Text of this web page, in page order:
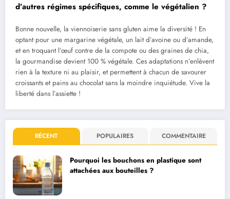
d’autres régimes spécifiques, comme le végétalien ?
Bonne nouvelle, la viennoiserie sans gluten aime la diversité ! En
optant pour une margarine végétale, un lait d’avoine ou d’amande,
et en troquant l’œuf contre de la compote ou des graines de chia,
la gourmandise devient 100 % végétale. Ces adaptations n’enlèvent
rien à la texture ni au plaisir, et permettent à chacun de savourer
croissants et pains au chocolat sans la moindre inquiétude. Vive la
liberté dans l’assiette !
RÉCENT POPULAIRES COMMENTAIRE
Pourquoi les bouchons en plastique sont
attachées aux bouteilles ?